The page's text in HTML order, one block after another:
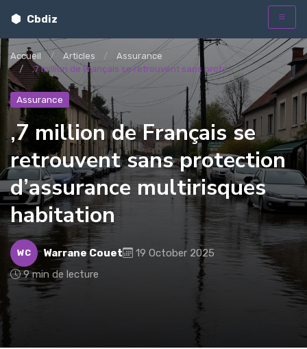
Cbdiz
Accueil Articles
Assurance
,7 million de Français se retrouvent sans prote...
Assurance
,7 million de Français se
retrouvent sans protection
d’assurance multirisques
habitation
WC Warrane Couet
19 October 2025
9 min de lecture